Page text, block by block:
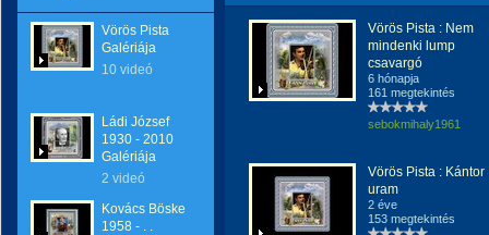
Vörös Pista
Galériája
10 videó
Ládi József
1930 - 2010
Galériája
2 videó
Kovács Böske
1958 - . .
Vörös Pista : Nem
mindenki lump
csavargó
6 hónapja
161 megtekintés
sebokmihaly1961
Vörös Pista : Kántor
uram
2 éve
153 megtekintés